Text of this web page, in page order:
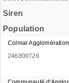
Siren
Population
Colmar Agglomération
246800726